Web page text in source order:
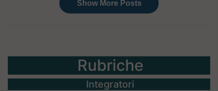
Rubriche
Integratori